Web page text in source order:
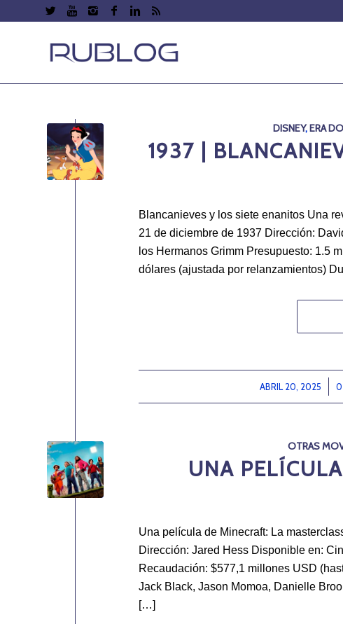
DISNEY,ERA
1937 |
Blancanieves y los siete enanitos Una
21 de diciembre de 1937 Dirección:
los Hermanos Grimm Presupuesto: 1.5
dólares (ajustada por relanzamientos)
ABRIL 20, 2025
/ 0
OTRAS
UNA
Una película de Minecraft: La
Dirección: Jared Hess Disponible en:
Recaudación: $577,1 millones USD
Jack Black, Jason Momoa, Danielle
[…]